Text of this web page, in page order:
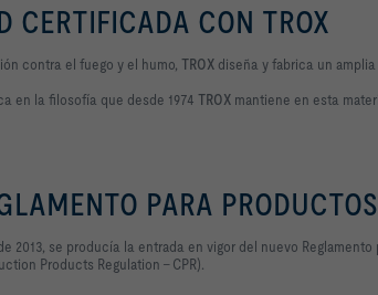
CERTIFICADA CON TROX
contra el fuego y el humo, TROX diseña y fabrica un
en la filosofía que desde 1974 TROX mantiene en esta
PARA
2013, se producía la entrada en vigor del nuevo Reglamento
Products Regulation - CPR).